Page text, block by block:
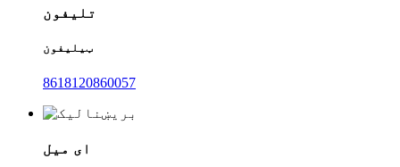
تلیفون
ټیلیفون
8618120860057
ای میل